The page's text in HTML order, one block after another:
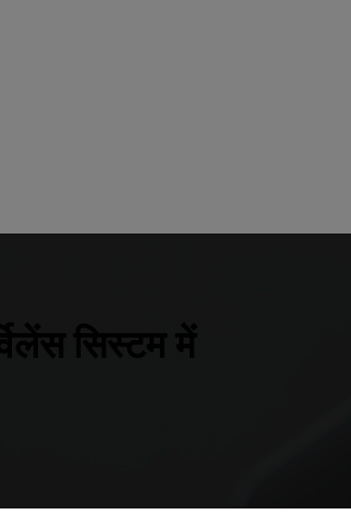
सिस्टम में